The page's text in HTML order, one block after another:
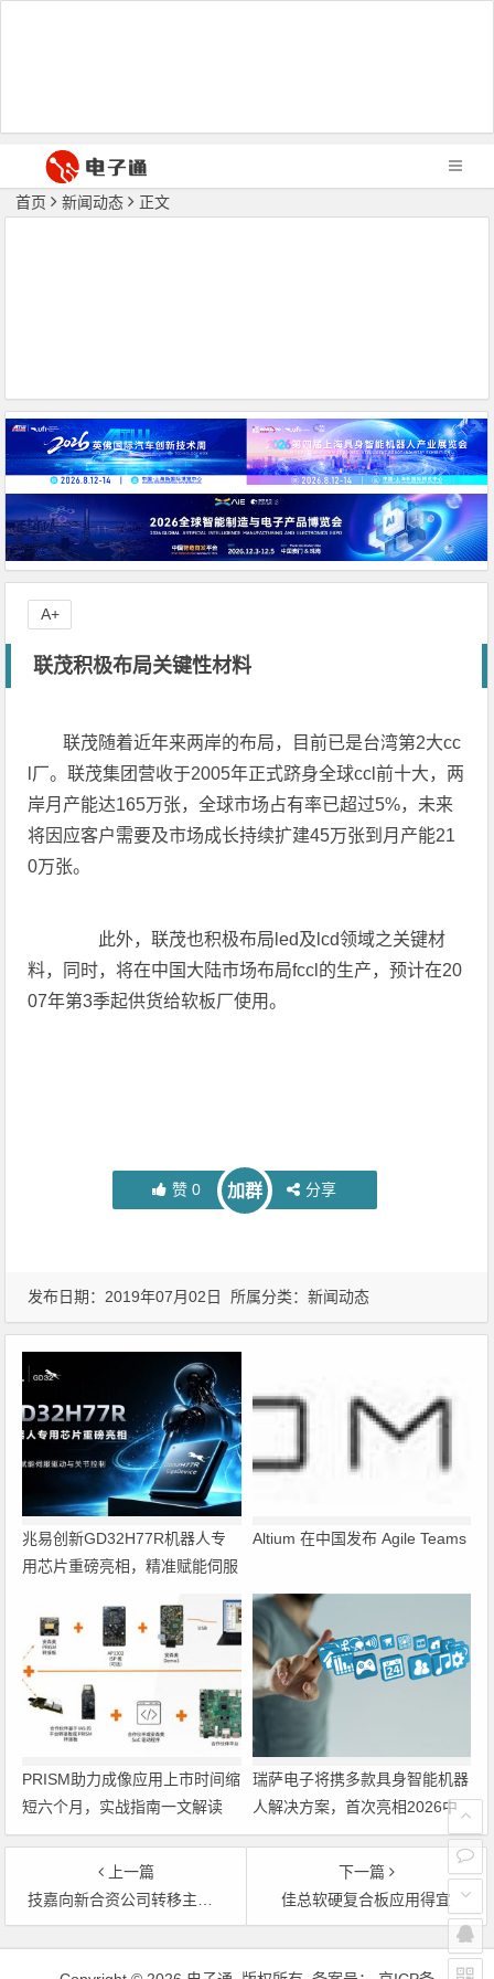
首页 新闻动态 正文
联茂积极布局关键性材料
联茂随着近年来两岸的布局，目前已是台湾第2大cc
l厂。联茂集团营收于2005年正式跻身全球ccl前十大，两
岸月产能达165万张，全球市场占有率已超过5%，未来
将因应客户需要及市场成长持续扩建45万张到月产能21
0万张。
此外，联茂也积极布局led及lcd领域之关键材
料，同时，将在中国大陆市场布局fccl的生产，预计在20
07年第3季起供货给软板厂使用。
赞 0 加群 分享
A+
发布日期：2019年07月02日 所属分类：新闻动态
兆易创新GD32H77R机器人专
用芯片重磅亮相，精准赋能伺服
Altium 在中国发布 Agile Teams
PRISM助力成像应用上市时间缩
短六个月，实战指南一文解读
瑞萨电子将携多款具身智能机器
人解决方案，首次亮相2026中
国具身智能机器人产业大会
上一篇
技嘉向新合资公司转移主板和显卡业务
下一篇
佳总软硬复合板应用得宜
文章导航